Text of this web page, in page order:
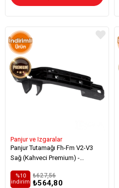
Panjur ve Izgaralar
Panjur Tutamağı Fh-Fm V2-V3
Sağ (Kahveci Premium) -
₺564,80
₺627,56
%10
i̇ndirim